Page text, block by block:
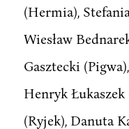
(Hermia),
Wiesław
Gasztecki
Henryk Łukaszek
(Ryjek), Danuta